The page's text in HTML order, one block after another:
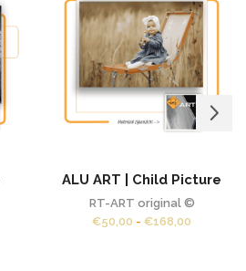
ALU ART | Child Picture
RT-ART original ©
€50,00 - €168,00